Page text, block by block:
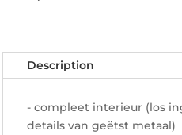
010-
quantity
Description
- compleet interieur (los
details van geëtst metaal)